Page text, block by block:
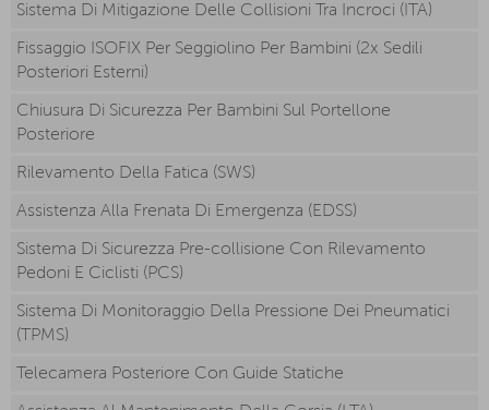
Sistema Di Mitigazione Delle Collisioni Tra Incroci (ITA)
Fissaggio ISOFIX Per Seggiolino Per Bambini (2x Sedili
Posteriori Esterni)
Chiusura Di Sicurezza Per Bambini Sul Portellone
Posteriore
Rilevamento Della Fatica (SWS)
Assistenza Alla Frenata Di Emergenza (EDSS)
Sistema Di Sicurezza Pre-collisione Con Rilevamento
Pedoni E Ciclisti (PCS)
Sistema Di Monitoraggio Della Pressione Dei Pneumatici
(TPMS)
Telecamera Posteriore Con Guide Statiche